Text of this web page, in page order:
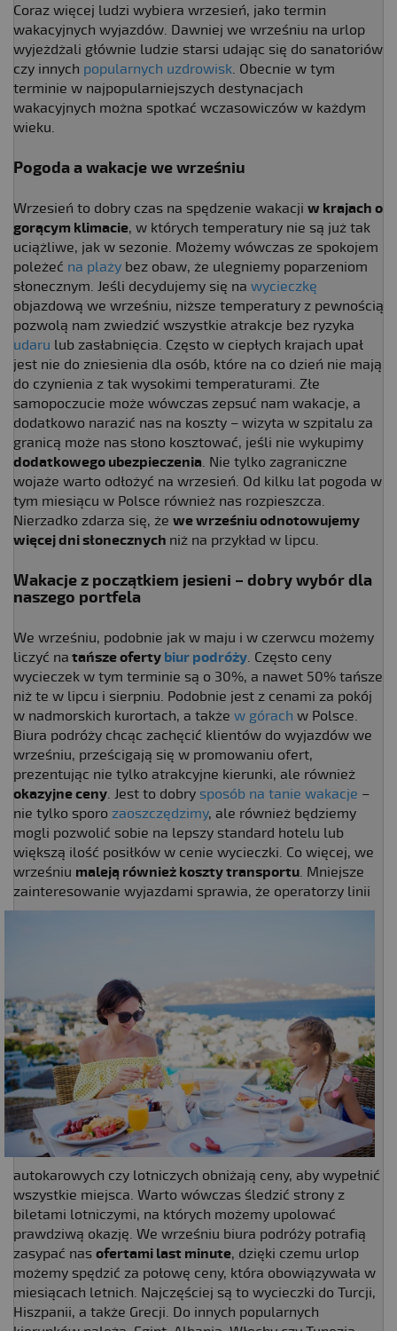
Coraz więcej ludzi wybiera wrzesień, jako termin
wakacyjnych wyjazdów. Dawniej we wrześniu na urlop
wyjeżdżali głównie ludzie starsi udając się do sanatoriów
czy innych popularnych uzdrowisk. Obecnie w tym
terminie w najpopularniejszych destynacjach
wakacyjnych można spotkać wczasowiczów w każdym
wieku.
Pogoda a wakacje we wrześniu
Wrzesień to dobry czas na spędzenie wakacji w krajach o
gorącym klimacie, w których temperatury nie są już tak
uciążliwe, jak w sezonie. Możemy wówczas ze spokojem
poleżeć na plaży bez obaw, że ulegniemy poparzeniom
słonecznym. Jeśli decydujemy się na wycieczkę
objazdową we wrześniu, niższe temperatury z pewnością
pozwolą nam zwiedzić wszystkie atrakcje bez ryzyka
udaru lub zasłabnięcia. Często w ciepłych krajach upał
jest nie do zniesienia dla osób, które na co dzień nie mają
do czynienia z tak wysokimi temperaturami. Złe
samopoczucie może wówczas zepsuć nam wakacje, a
dodatkowo narazić nas na koszty – wizyta w szpitalu za
granicą może nas słono kosztować, jeśli nie wykupimy
dodatkowego ubezpieczenia. Nie tylko zagraniczne
wojaże warto odłożyć na wrzesień. Od kilku lat pogoda w
tym miesiącu w Polsce również nas rozpieszcza.
Nierzadko zdarza się, że we wrześniu odnotowujemy
więcej dni słonecznych niż na przykład w lipcu.
Wakacje z początkiem jesieni – dobry wybór dla
naszego portfela
We wrześniu, podobnie jak w maju i w czerwcu możemy
liczyć na tańsze oferty biur podróży. Często ceny
wycieczek w tym terminie są o 30%, a nawet 50% tańsze
niż te w lipcu i sierpniu. Podobnie jest z cenami za pokój
w nadmorskich kurortach, a także w górach w Polsce.
Biura podróży chcąc zachęcić klientów do wyjazdów we
wrześniu, prześcigają się w promowaniu ofert,
prezentując nie tylko atrakcyjne kierunki, ale również
okazyjne ceny. Jest to dobry sposób na tanie wakacje –
nie tylko sporo zaoszczędzimy, ale również będziemy
mogli pozwolić sobie na lepszy standard hotelu lub
większą ilość posiłków w cenie wycieczki. Co więcej, we
wrześniu maleją również koszty transportu. Mniejsze
zainteresowanie wyjazdami sprawia, że operatorzy linii
autokarowych czy lotniczych obniżają ceny, aby wypełnić
wszystkie miejsca. Warto wówczas śledzić strony z
biletami lotniczymi, na których możemy upolować
prawdziwą okazję. We wrześniu biura podróży potrafią
zasypać nas ofertami last minute, dzięki czemu urlop
możemy spędzić za połowę ceny, która obowiązywała w
miesiącach letnich. Najczęściej są to wycieczki do Turcji,
Hiszpanii, a także Grecji. Do innych popularnych